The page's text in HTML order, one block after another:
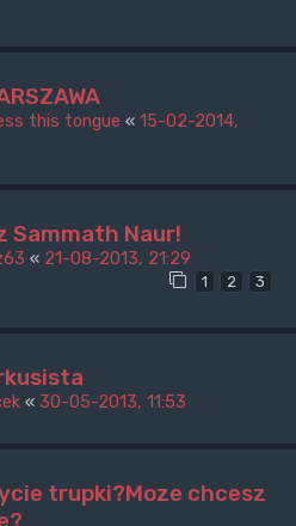
this tongue « 15-02-2014,
Sammath Naur!
« 21-08-2013, 21:29
1 2 3
« 30-05-2013, 11:53
trupki?Moze chcesz